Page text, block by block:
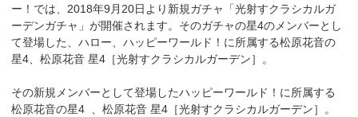
ー！では、2018年9月20日より新規ガチャ「光射すクラシカルガ
ーデンガチャ」が開催されます。そのガチャの星4のメンバーとし
て登場した、ハロー、ハッピーワールド！に所属する松原花音の
星4、松原花音 星4［光射すクラシカルガーデン］。
その新規メンバーとして登場したハッピーワールド！に所属する
松原花音の星4 、松原花音 星4［光射すクラシカルガーデン］。